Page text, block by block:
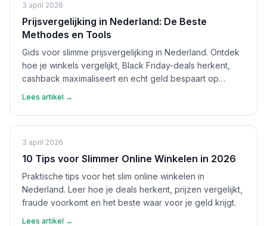
3 april 2026
Prijsvergelijking in Nederland: De Beste
Methodes en Tools
Gids voor slimme prijsvergelijking in Nederland. Ontdek
hoe je winkels vergelijkt, Black Friday-deals herkent,
cashback maximaliseert en echt geld bespaart op
Lees artikel →
3 april 2026
10 Tips voor Slimmer Online Winkelen in 2026
Praktische tips voor het slim online winkelen in
Nederland. Leer hoe je deals herkent, prijzen vergelijkt,
fraude voorkomt en het beste waar voor je geld krijgt.
Lees artikel →